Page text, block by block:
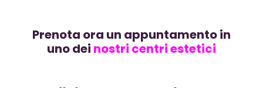
Prenota ora un appuntamento in
uno dei nostri centri estetici